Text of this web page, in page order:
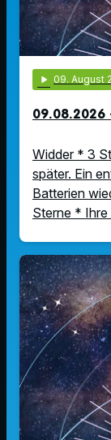
play_arrow 09. August
Widder * 3
später. Ein
Batterien
Sterne *